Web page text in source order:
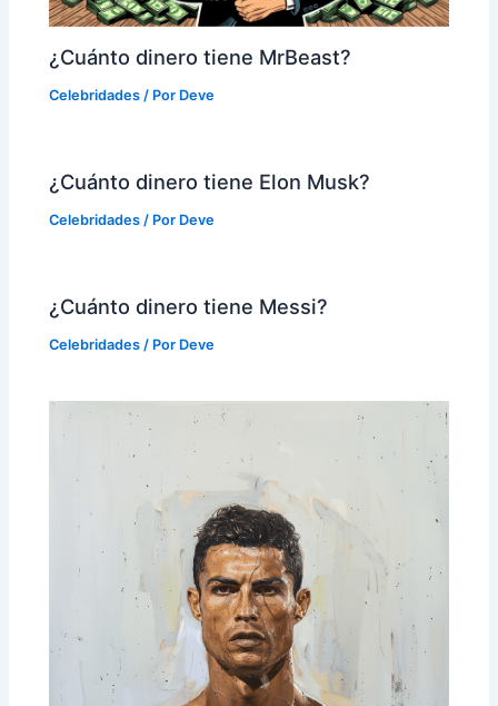
¿Cuánto dinero tiene MrBeast?
Celebridades / Por Deve
¿Cuánto dinero tiene Elon Musk?
Celebridades / Por Deve
¿Cuánto dinero tiene Messi?
Celebridades / Por Deve